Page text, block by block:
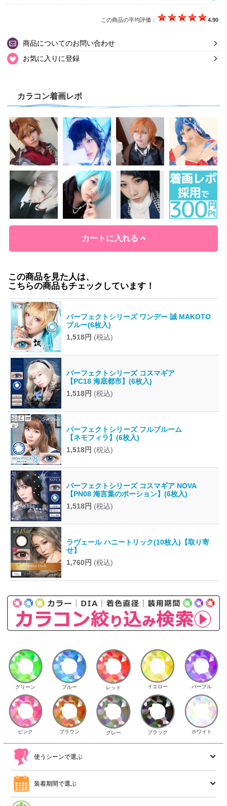
この商品の平均評価： 4.90
商品についてのお問い合わせ
お気に入りに登録
カラコン着画レポ
カートに入れる
この商品を見た人は、
こちらの商品もチェックしています！
パーフェクトシリーズ ワンデー 誠 MAKOTO
ブルー(6枚入)
1,518円 (税込)
パーフェクトシリーズ コスマギア
【PC18 海底都市】(6枚入)
1,518円 (税込)
パーフェクトシリーズ フルブルーム
【ネモフィラ】(6枚入)
1,518円 (税込)
パーフェクトシリーズ コスマギア NOVA
【PN08 海言葉のポーション】(6枚入)
1,518円 (税込)
ラヴェール ハニートリック(10枚入)【取り寄
せ】
1,760円 (税込)
グリーン ブルー レッド イエロー パープル
ピンク ブラウン グレー ブラック ホワイト
使うシーンで選ぶ
装着期間で選ぶ